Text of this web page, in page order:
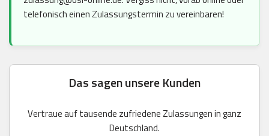
telefonisch einen Zulassungstermin zu vereinbaren!
Das sagen unsere Kunden
Vertraue auf tausende zufriedene Zulassungen in ganz
Deutschland.